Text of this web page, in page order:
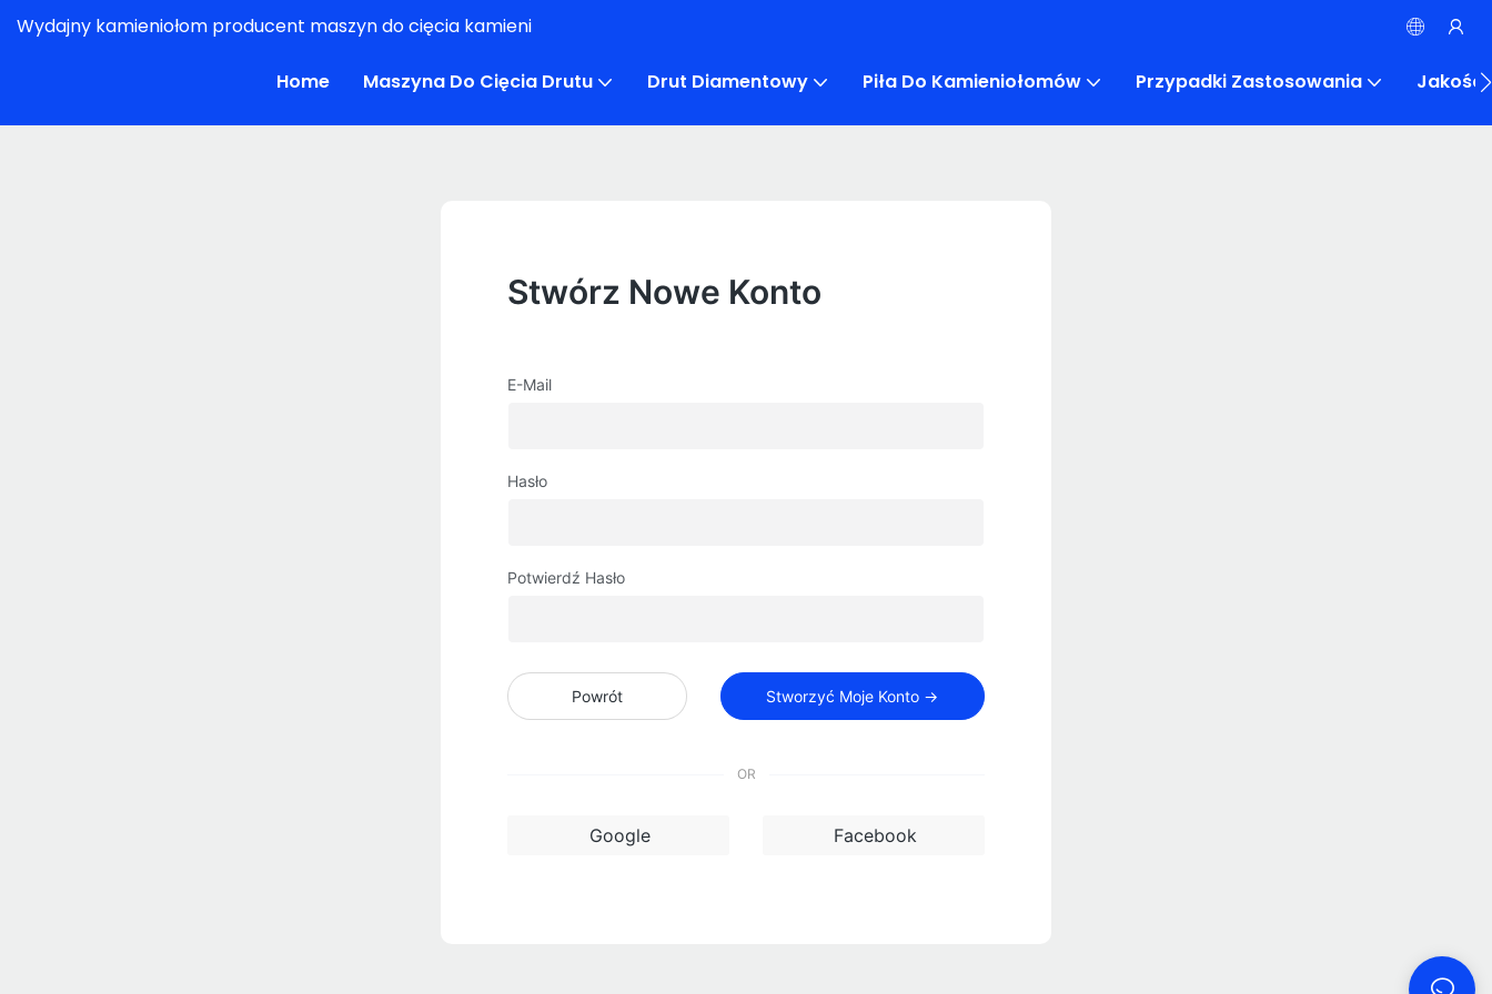
Wydajny kamieniołom producent maszyn do cięcia kamieni
Home Maszyna Do Cięcia Drutu Drut Diamentowy Piła Do Kamieniołomów Przypadki Zastosowania Jakość
Stwórz Nowe Konto
E-Mail
Hasło
Potwierdź Hasło
Powrót Stworzyć Moje Konto →
OR
Google Facebook